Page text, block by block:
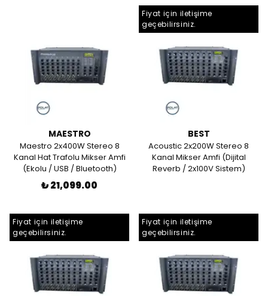
MAESTRO
Maestro 2x400W Stereo 8
Kanal Hat Trafolu Mikser Amfi
(Ekolu / USB / Bluetooth)
₺ 21,099.00
Fiyat için iletişime
geçebilirsiniz.
BEST
Acoustic 2x200W Stereo 8
Kanal Mikser Amfi (Dijital
Reverb / 2x100V Sistem)
Fiyat için iletişime
geçebilirsiniz.
Fiyat için iletişime
geçebilirsiniz.